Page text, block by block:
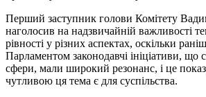
Перший заступник голови Комітету
наголосив на надзвичайній важливості
рівності у різних аспектах, оскільки
Парламентом законодавчі ініціативи, що
сфери, мали широкий резонанс, і це
чутливою ця тема є для суспільства.